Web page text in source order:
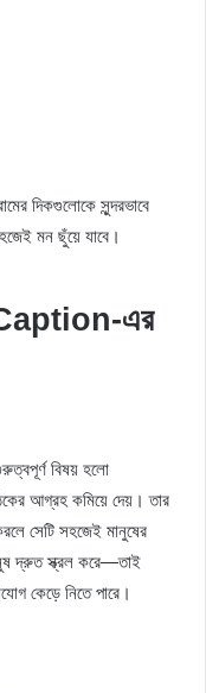
দিকগুলোকে সুন্দরভাবে
মন ছুঁয়ে যাবে।
এর
বিষয় হলো
আগ্রহ কমিয়ে দেয়। তার
সেটি সহজেই মানুষের
দ্রুত স্ক্রল করে—তাই
কেড়ে নিতে পারে।